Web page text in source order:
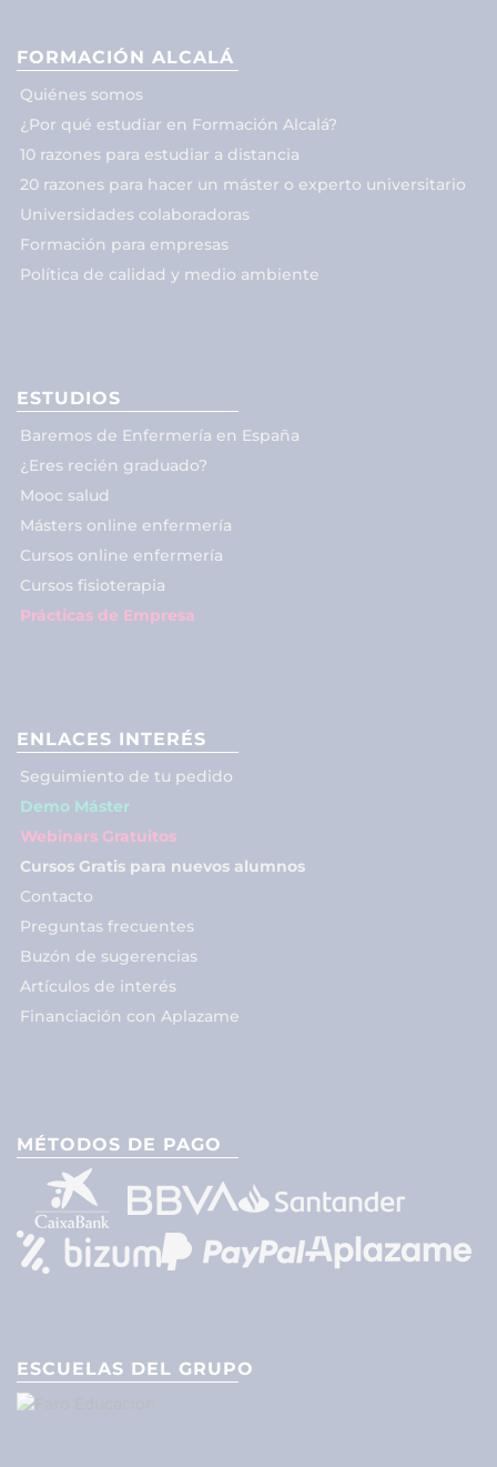
FORMACIÓN ALCALÁ
Quiénes somos
¿Por qué estudiar en Formación Alcalá?
10 razones para estudiar a distancia
20 razones para hacer un máster o experto universitario
Universidades colaboradoras
Formación para empresas
Política de calidad y medio ambiente
ESTUDIOS
Baremos de Enfermería en España
¿Eres recién graduado?
Mooc salud
Másters online enfermería
Cursos online enfermería
Cursos fisioterapia
Prácticas de Empresa
ENLACES INTERÉS
Seguimiento de tu pedido
Demo Máster
Webinars Gratuitos
Cursos Gratis para nuevos alumnos
Contacto
Preguntas frecuentes
Buzón de sugerencias
Artículos de interés
Financiación con Aplazame
MÉTODOS DE PAGO
ESCUELAS DEL GRUPO